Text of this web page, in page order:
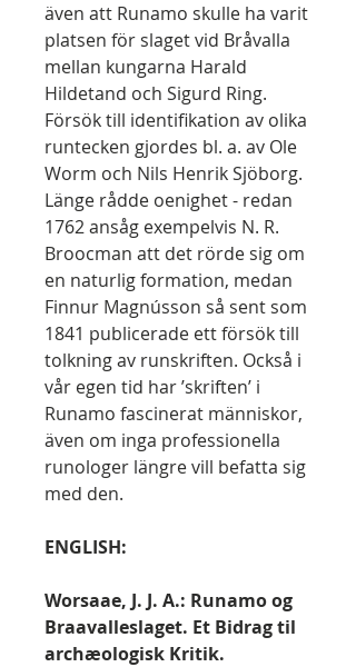
även att Runamo skulle ha varit
platsen för slaget vid Bråvalla
mellan kungarna Harald
Hildetand och Sigurd Ring.
Försök till identifikation av olika
runtecken gjordes bl. a. av Ole
Worm och Nils Henrik Sjöborg.
Länge rådde oenighet - redan
1762 ansåg exempelvis N. R.
Broocman att det rörde sig om
en naturlig formation, medan
Finnur Magnússon så sent som
1841 publicerade ett försök till
tolkning av runskriften. Också i
vår egen tid har ’skriften’ i
Runamo fascinerat människor,
även om inga professionella
runologer längre vill befatta sig
med den.
ENGLISH:
Worsaae, J. J. A.: Runamo og
Braavalleslaget. Et Bidrag til
archæologisk Kritik.